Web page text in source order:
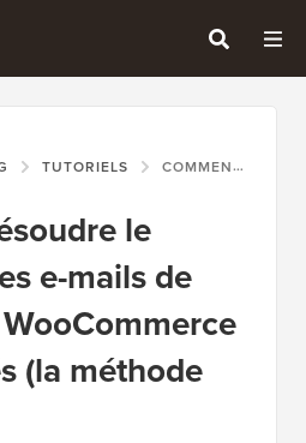
TUTORIELS COMMENT RÉSOUDRE LE PROBLÈME DES E-MAILS DE COMMANDE WOOCOMMERCE NON ENVOYÉS (LA MÉTHODE FACILE)
le
e-mails de
(la méthode